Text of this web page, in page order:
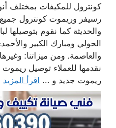
كونترول للمكيفات بمختلف
رسيفر وريموت كونترول جميع
والحديثة كما نقوم بتوصيلها
الحولي ومبارك الكبير
والعاصمة. ومن ميزاتنا:
نقدمها للعملاء توصيل
ريموت جديد و ... اقرأ المزيد